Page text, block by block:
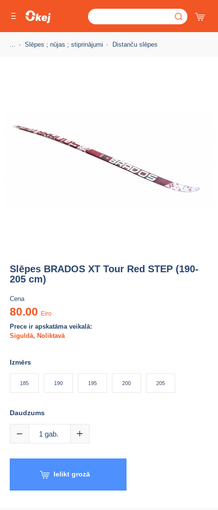
... Slēpes ; nūjas ; stiprinājumi Distanču slēpes
Slēpes BRADOS XT Tour Red STEP (190-
205 cm)
Cena
80.00 Eiro
Prece ir apskatāma veikalā:
Siguldā, Noliktavā
Izmērs
185 190 195 200 205
Daudzums
1 gab.
Ielikt grozā